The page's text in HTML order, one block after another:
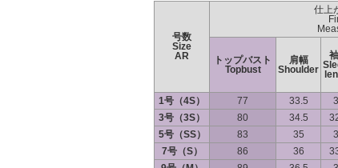
号数
Size
AR
仕上
トップバスト
Topbust
肩幅
Shoulder
1号（4S）
77 33.5
3号（3S）
80 34.5
5号（SS）
83 35
7号（S）
86 36